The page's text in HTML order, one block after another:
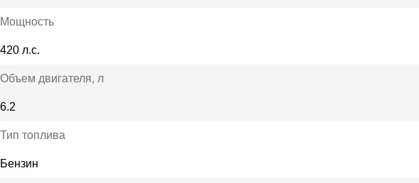
Мощность
420 л.с.
Объем двигателя, л
6.2
Тип топлива
Бензин